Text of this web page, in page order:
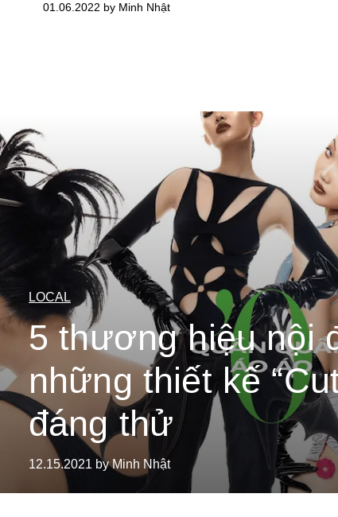
01.06.2022 by Minh Nhật
LOCAL
5 thương hiệu nội
những thiết kế
đáng thử
12.15.2021 by Minh Nhật